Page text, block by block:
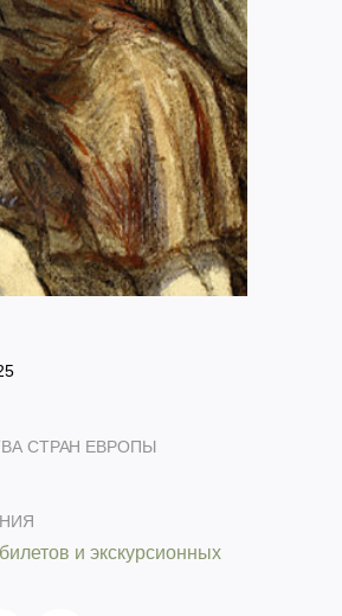
СТРАН ЕВРОПЫ
и экскурсионных